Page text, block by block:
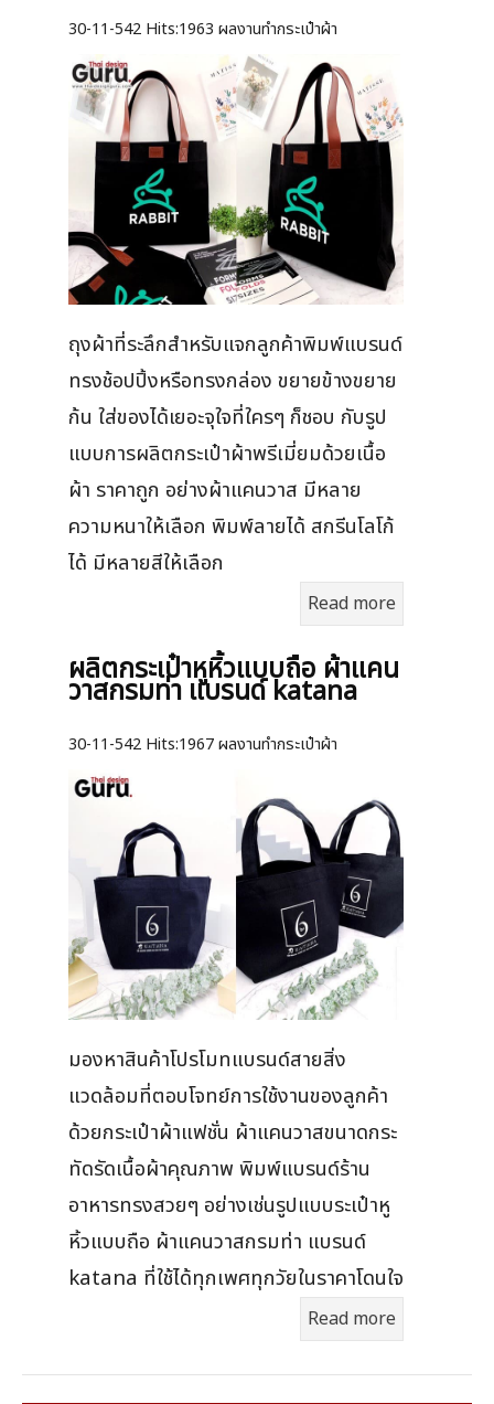
30-11-542 Hits:1963 ผลงานทำกระเป๋าผ้า
ถุงผ้าที่ระลึกสำหรับแจกลูกค้าพิมพ์แบรนด์
ทรงช้อปปิ้งหรือทรงกล่อง ขยายข้างขยาย
ก้น ใส่ของได้เยอะจุใจที่ใครๆ ก็ชอบ กับรูป
แบบการผลิตกระเป๋าผ้าพรีเมี่ยมด้วยเนื้อ
ผ้า ราคาถูก อย่างผ้าแคนวาส มีหลาย
ความหนาให้เลือก พิมพ์ลายได้ สกรีนโลโก้
ได้ มีหลายสีให้เลือก
Read more
ผลิตกระเป๋าหูหิ้วแบบถือ ผ้าแคน
วาสกรมท่า แบรนด์ katana
30-11-542 Hits:1967 ผลงานทำกระเป๋าผ้า
มองหาสินค้าโปรโมทแบรนด์สายสิ่ง
แวดล้อมที่ตอบโจทย์การใช้งานของลูกค้า
ด้วยกระเป๋าผ้าแฟชั่น ผ้าแคนวาสขนาดกระ
ทัดรัดเนื้อผ้าคุณภาพ พิมพ์แบรนด์ร้าน
อาหารทรงสวยๆ อย่างเช่นรูปแบบระเป๋าหู
หิ้วแบบถือ ผ้าแคนวาสกรมท่า แบรนด์
katana ที่ใช้ได้ทุกเพศทุกวัยในราคาโดนใจ
Read more